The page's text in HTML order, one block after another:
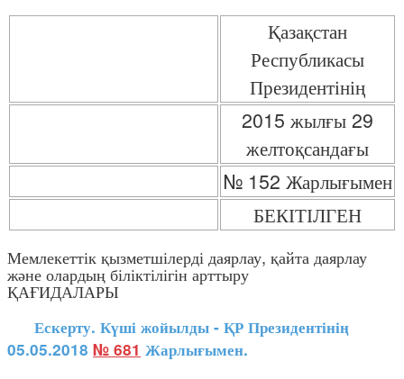
Қазақстан
Республикасы
Президентінің
2015 жылғы 29
желтоқсандағы
№ 152 Жарлығымен
БЕКІТІЛГЕН
Мемлекеттік қызметшілерді даярлау, қайта даярлау
және олардың біліктілігін арттыру
ҚАҒИДАЛАРЫ
Ескерту. Күші жойылды - ҚР Президентінің
05.05.2018 № 681 Жарлығымен.